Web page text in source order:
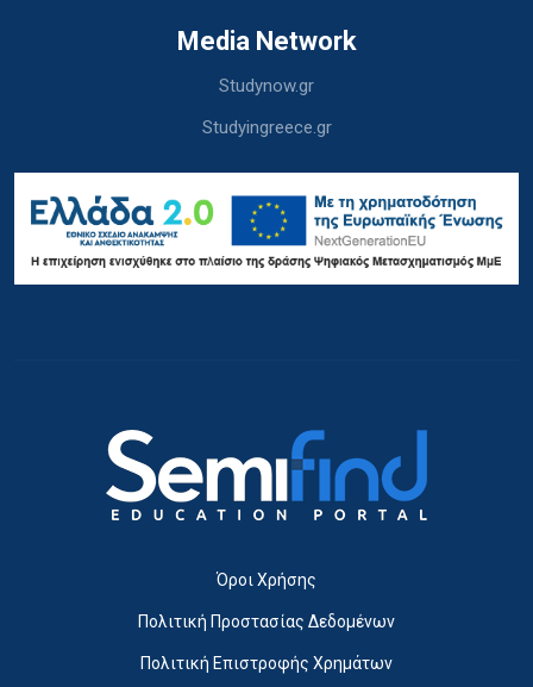
Media Network
Studynow.gr
Studyingreece.gr
Όροι Χρήσης
Πολιτική Προστασίας Δεδομένων
Πολιτική Επιστροφής Χρημάτων